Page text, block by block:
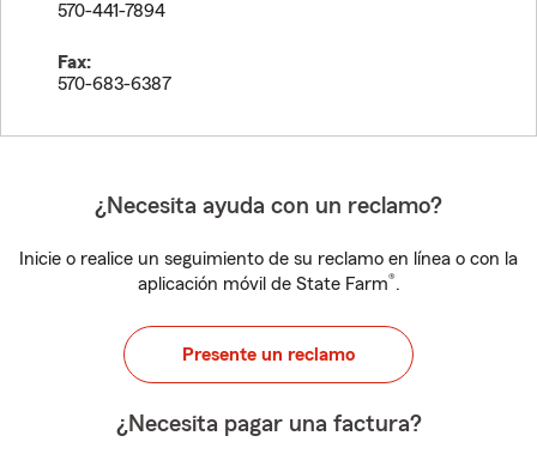
570-441-7894
Fax:
570-683-6387
¿Necesita ayuda con un reclamo?
Inicie o realice un seguimiento de su reclamo en línea o con la
aplicación móvil de State Farm®.
Presente un reclamo
¿Necesita pagar una factura?